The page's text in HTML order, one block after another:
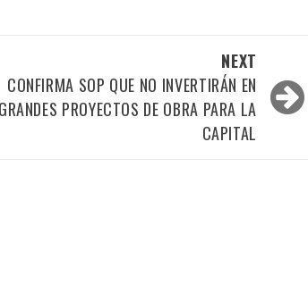
NEXT
CONFIRMA SOP QUE NO INVERTIRÁN EN
GRANDES PROYECTOS DE OBRA PARA LA
CAPITAL